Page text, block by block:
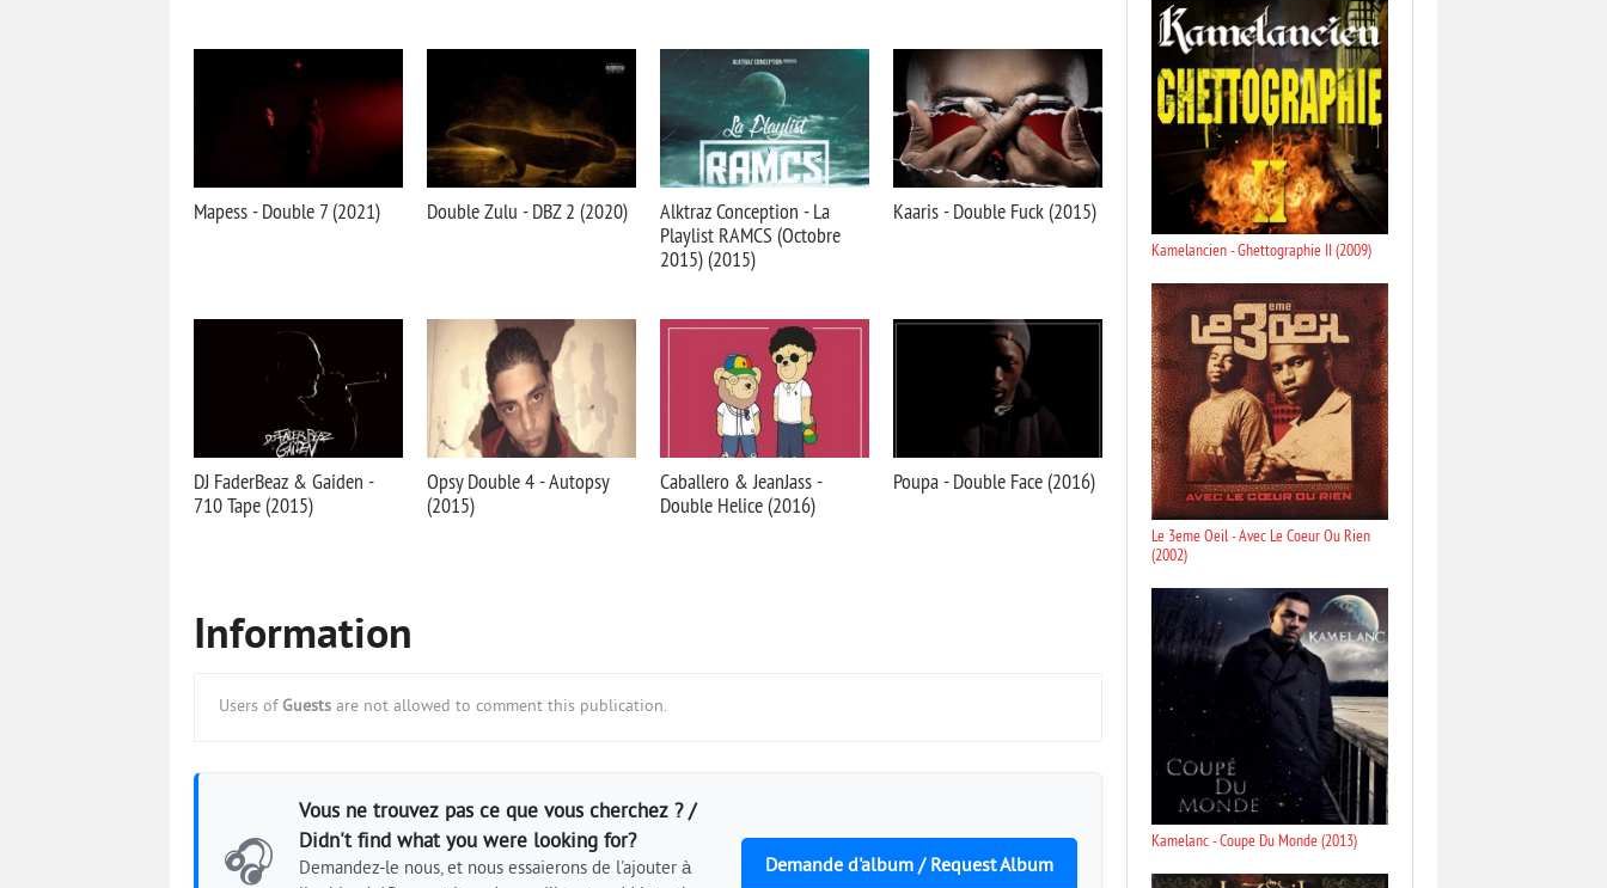
Mapess - Double 7 (2021) Double Zulu - DBZ 2 (2020)
Alktraz Conception - La
Playlist RAMCS (Octobre
2015) (2015)
Kaaris - Double Fuck (2015)
DJ FaderBeaz & Gaiden -
710 Tape (2015)
Opsy Double 4 - Autopsy
(2015)
Caballero & JeanJass -
Double Helice (2016)
Poupa - Double Face (2016)
Information
Users of Guests are not allowed to comment this publication.
🎧
Vous ne trouvez pas ce que vous cherchez ? /
Didn't find what you were looking for?
Demandez-le nous, et nous essaierons de l'ajouter à
Demande d'album / Request Album
Kamelancien - Ghettographie II (2009)
Le 3eme Oeil - Avec Le Coeur Ou Rien
(2002)
Kamelanc - Coupe Du Monde (2013)